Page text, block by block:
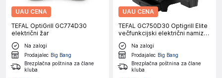
UAU CENA
TEFAL OptiGrill GC774D30
električni žar
Na zalogi
Prodajalec Big Bang
Brezplačna poštnina za člane
kluba
UAU CENA
TEFAL GC750D30 Optigrill Elite
večfunkcijski električni namizni
žar
Na zalogi
Prodajalec Big Bang
Brezplačna poštnina za člane
kluba